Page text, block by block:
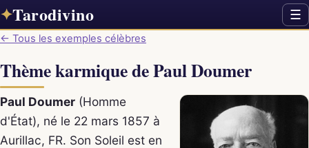
✦Tarodivino ☰
← Tous les exemples célèbres
Thème karmique de Paul Doumer
Paul Doumer (Homme
d'État), né le 22 mars 1857 à
Aurillac, FR. Son Soleil est en